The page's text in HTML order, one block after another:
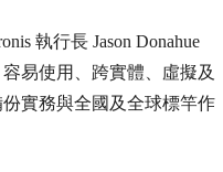
執行長 Jason Donahue
易使用、跨實體、虛擬及
實務與全國及全球標竿作